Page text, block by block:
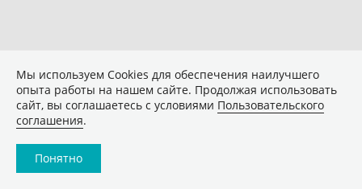
Мы используем Сookies для обеспечения наилучшего
опыта работы на нашем сайте. Продолжая использовать
сайт, вы соглашаетесь с условиями Пользовательского
соглашения.
Понятно